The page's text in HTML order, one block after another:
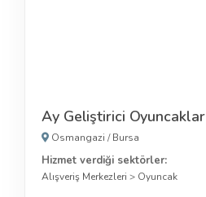
Ay Geliştirici Oyuncaklar
Osmangazi /Bursa
Hizmet verdiği sektörler:
Alışveriş Merkezleri > Oyuncak